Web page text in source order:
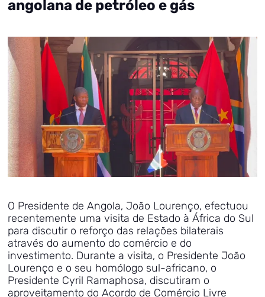
angolana de petróleo e gás
O Presidente de Angola, João Lourenço, efectuou
recentemente uma visita de Estado à África do Sul
para discutir o reforço das relações bilaterais
através do aumento do comércio e do
investimento. Durante a visita, o Presidente João
Lourenço e o seu homólogo sul-africano, o
Presidente Cyril Ramaphosa, discutiram o
aproveitamento do Acordo de Comércio Livre